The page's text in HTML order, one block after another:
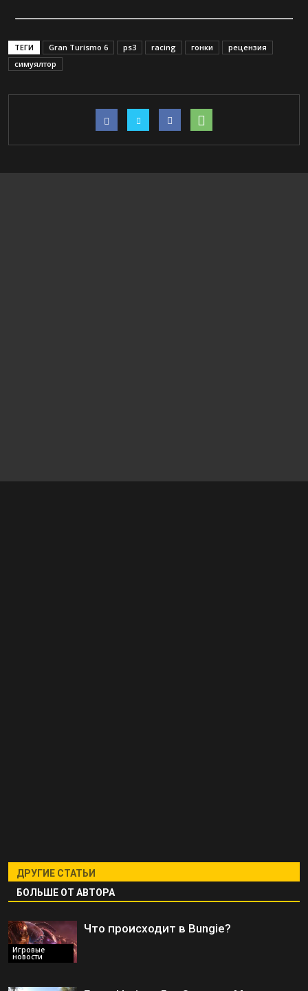
ТЕГИ Gran Turismo 6 ps3 racing гонки
рецензия
симуялтор
ДРУГИЕ СТАТЬИ
БОЛЬШЕ ОТ АВТОРА
Игровые
новости
Что происходит в Bungie?